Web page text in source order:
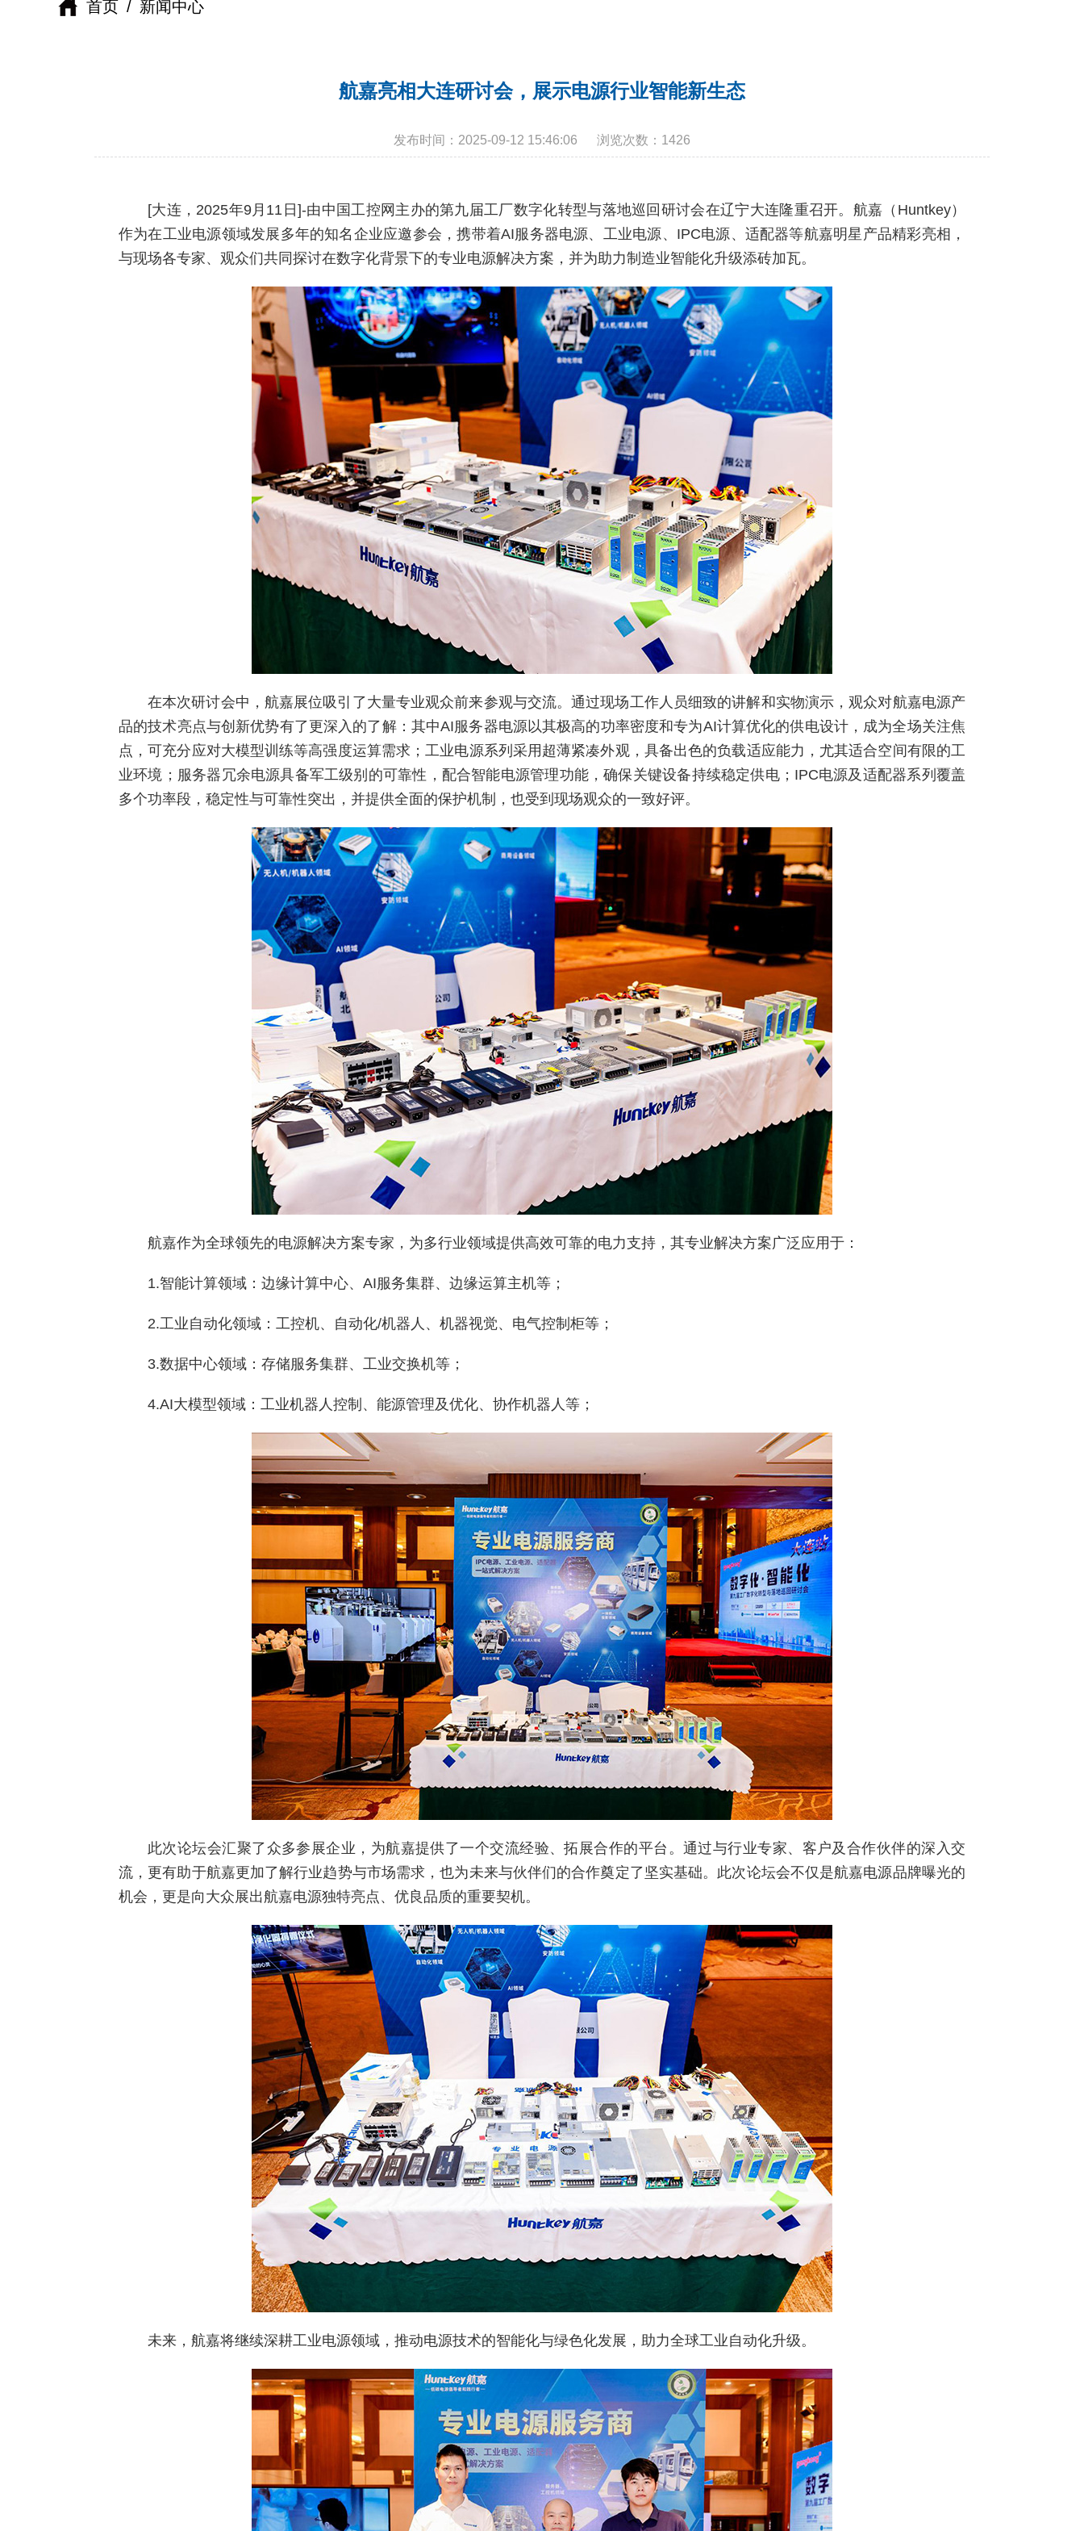
首页 / 新闻中心
航嘉亮相大连研讨会，展示电源行业智能新生态
发布时间： 2025-09-12 15:46:06 浏览次数： 1426
[大连，2025年9月11日]-由中国工控网主办的第九届工厂数字化转型与落地巡回研讨会在辽宁大连隆重召开。航嘉（Huntkey）
作为在工业电源领域发展多年的知名企业应邀参会，携带着AI服务器电源、工业电源、IPC电源、适配器等航嘉明星产品精彩亮相，
与现场各专家、观众们共同探讨在数字化背景下的专业电源解决方案，并为助力制造业智能化升级添砖加瓦。
在本次研讨会中，航嘉展位吸引了大量专业观众前来参观与交流。通过现场工作人员细致的讲解和实物演示，观众对航嘉电源产
品的技术亮点与创新优势有了更深入的了解：其中AI服务器电源以其极高的功率密度和专为AI计算优化的供电设计，成为全场关注焦
点，可充分应对大模型训练等高强度运算需求；工业电源系列采用超薄紧凑外观，具备出色的负载适应能力，尤其适合空间有限的工
业环境；服务器冗余电源具备军工级别的可靠性，配合智能电源管理功能，确保关键设备持续稳定供电；IPC电源及适配器系列覆盖
多个功率段，稳定性与可靠性突出，并提供全面的保护机制，也受到现场观众的一致好评。
航嘉作为全球领先的电源解决方案专家，为多行业领域提供高效可靠的电力支持，其专业解决方案广泛应用于：
1.智能计算领域：边缘计算中心、AI服务集群、边缘运算主机等；
2.工业自动化领域：工控机、自动化/机器人、机器视觉、电气控制柜等；
3.数据中心领域：存储服务集群、工业交换机等；
4.AI大模型领域：工业机器人控制、能源管理及优化、协作机器人等；
此次论坛会汇聚了众多参展企业，为航嘉提供了一个交流经验、拓展合作的平台。通过与行业专家、客户及合作伙伴的深入交
流，更有助于航嘉更加了解行业趋势与市场需求，也为未来与伙伴们的合作奠定了坚实基础。此次论坛会不仅是航嘉电源品牌曝光的
机会，更是向大众展出航嘉电源独特亮点、优良品质的重要契机。
未来，航嘉将继续深耕工业电源领域，推动电源技术的智能化与绿色化发展，助力全球工业自动化升级。